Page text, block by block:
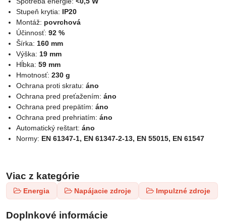
Stupeň krytia: IP20
Montáž: povrchová
Účinnosť: 92 %
Šírka: 160 mm
Výška: 19 mm
Hĺbka: 59 mm
Hmotnosť: 230 g
Ochrana proti skratu: áno
Ochrana pred preťažením: áno
Ochrana pred prepätím: áno
Ochrana pred prehriatím: áno
Automatický reštart: áno
Normy: EN 61347-1, EN 61347-2-13, EN 55015, EN 61547
Viac z kategórie
Energia Napájacie zdroje Impulzné zdroje
Doplnkové informácie